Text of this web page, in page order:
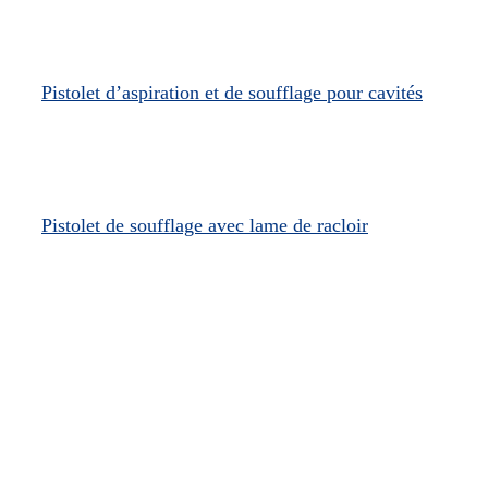
Pistolet d’aspiration et de soufflage pour cavités
Pistolet de soufflage avec lame de racloir